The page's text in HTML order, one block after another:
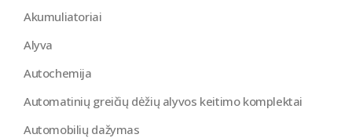
Akumuliatoriai
Alyva
Autochemija
Automatinių greičių dėžių alyvos keitimo komplektai
Automobilių dažymas